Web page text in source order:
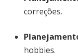
correções.
hobbies.